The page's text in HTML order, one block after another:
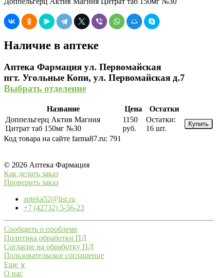
Наличие в аптеке
Аптека Фармация ул. Первомайская
пгт. Угольные Копи, ул. Первомайская д.7
Выбрать отделение
Название Цена
Остатки
Доппельгерц Актив Магния
Цитрат таб 150мг №30
1150
руб.
Остатки:
16 шт.
Купить
Код товара на сайте farma87.ru: 791
© 2026 Аптека Фармация
Как делать заказ
Проверить заказ
apteka52@list.ru
+7 (42732) 5-56-23
Сообщить о проблеме
Политика обработки ПД
Согласие на обработку ПД
Пользовательское соглашение
Еще ∨
О нас